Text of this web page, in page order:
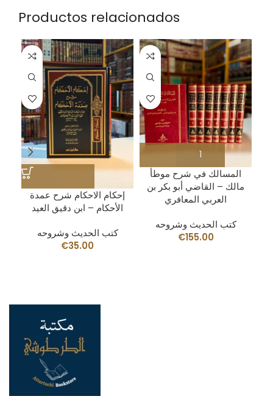
Productos relacionados
إحكام الاحكام شرح عمدة
الأحكام – ابن دقيق العيد
كتب الحديث وشروحه
€35.00
المسالك في شرح موطأ
مالك – القاضي أبو بكر بن
العربي المعافري
كتب الحديث وشروحه
€155.00